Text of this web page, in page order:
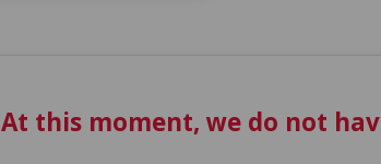
At this moment, we do not